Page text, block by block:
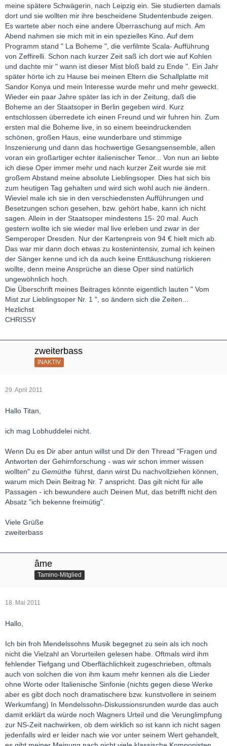
meine spätere Schwägerin, nach Leipzig ein. Sie studierten damals
dort und sie wollten mir ihre bescheidene Studentenbude zeigen.
Es wartete aber noch eine andere Überraschung auf mich. Am
Abend nahmen sie mich mit in ein spezielles Kino. Auf dem
Programm stand " La Boheme ", die verfilmte Scala- Aufführung
von Zeffirelli. Schon nach kurzer Zeit saß ich dort wie auf Kohlen
und dachte mir " wann ist dieser Mist bloß bald zu Ende ". Ein Jahr
später hörte ich zu Hause bei meinen Eltern die Schallplatte mit
Sandor Konya und mein Interesse wurde mehr und mehr geweckt.
Wieder ein paar Jahre später las ich in der Zeitung, daß die
Boheme an der Staatsoper in Berlin gegeben wird. Kurz
entschlossen überredete ich einen Freund und wir fuhren hin. Zum
ersten mal die Boheme live, in so einem beeindruckenden
schönen, großen Haus, eine wunderbare und stimmige
Inszenierung und dann das hochwertige Gesangsensemble, allen
voran ein großartiger echter italienischer Tenor... Von nun an liebte
ich diese Oper immer mehr und nach kurzer Zeit wurde sie mit
großem Abstand meine absolute Lieblingsoper. Dies hat sich bis
zum heutigen Tag gehalten und wird sich wohl auch nie ändern.
Wieviel male ich sie in den verschiedensten Aufführungen und
Besetzungen schon gesehen, bzw. gehört habe, kann ich nicht
sagen. Allein in der Staatsoper mindestens 15- 20 mal. Auch
gestern wollte ich sie wieder mal live erleben und zwar in der
Semperoper Dresden. Nur der Kartenpreis von 94 € hielt mich ab.
Das war mir dann doch etwas zu kostenintensiv, zumal ich keinen
der Sänger kenne und ich da auch keine Enttäuschung riskieren
wollte, denn meine Ansprüche an diese Oper sind natürlich
ungewöhnlich hoch.
Die Überschrift meines Beitrages könnte eigentlich lauten " Vom
Mist zur Lieblingsoper Nr. 1 ", so ändern sich die Zeiten...
Hezlichst
CHRISSY
zweiterbass
INAKTIV
29. April 2011
Hallo Titan,
ich mag Lobhuddelei nicht.
Wenn Du es Dir aber antun willst und Dir den Thread "Fragen und
Antworten der Gehirnforschung - was wir schon immer wissen
wollten" zu Gemüthe führst, dann wirst Du nachvollziehen können,
warum mich Dein Beitrag Nr. 7 anspricht. Das gilt nicht für alle
Passagen - ich bewundere auch Deinen Mut, das betrifft nicht den
Absatz "ich bekenne freimütig".
Viele Grüße
zweiterbass
âme
Tamino-Mitglied
18. Mai 2011
Hallo,
Ich bin froh Mendelssohns Musik begegnet zu sein als ich noch
nicht die Vielzahl an Vorurteilen gelesen habe. Oftmals wird ihm
fehlender Tiefgang und Oberflächlichkeit zugeschrieben, oftmals
auch von solchen die von ihm kaum mehr kennen als die Lieder
ohne Worte oder Italienische Sinfonie (nichts gegen diese Werke
aber es gibt doch noch dramatischere bzw. kunstvollere in seinem
Werkumfang) In Mendelssohn-Diskussionsrunden wurde das auch
damit erklärt da würde noch Wagners Urteil und die Verunglimpfung
zur NS-Zeit nachwirken, ob dem wirklich so ist kann ich nicht sagen
jedenfalls wird er leider nach wie vor unter seinem Wert gehandelt,